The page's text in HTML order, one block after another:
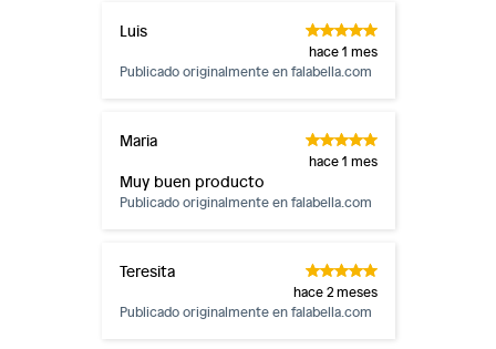
Luis
hace 1 mes
Publicado originalmente enfalabella.com
Maria
hace 1 mes
Muy buen producto
Publicado originalmente enfalabella.com
Teresita
hace 2 meses
Publicado originalmente enfalabella.com